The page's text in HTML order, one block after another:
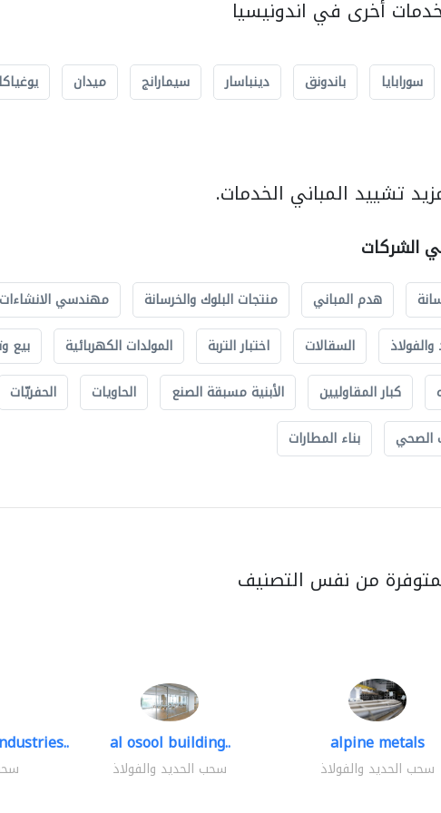
أخرى في اندونيسيا
سورابايا باندونق دينباسار سيمارانج ميدان
تشييد المباني الخدمات.
الشركات
هدم المباني منتجات البلوك والخرسانة مهندسي الانشاءات
السقالات اختبار التربة المولدات الكهربائية بيع
كبار المقاوليين الأبنية مسبقة الصنع الحاويات الحفريّات
الصحي
بناء المطارات
من نفس التصنيف
al osool building..
سحب الحديد والفولاذ
alpine metals
سحب الحديد والفولاذ